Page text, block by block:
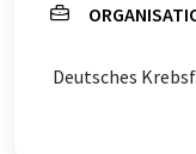
Deutsches